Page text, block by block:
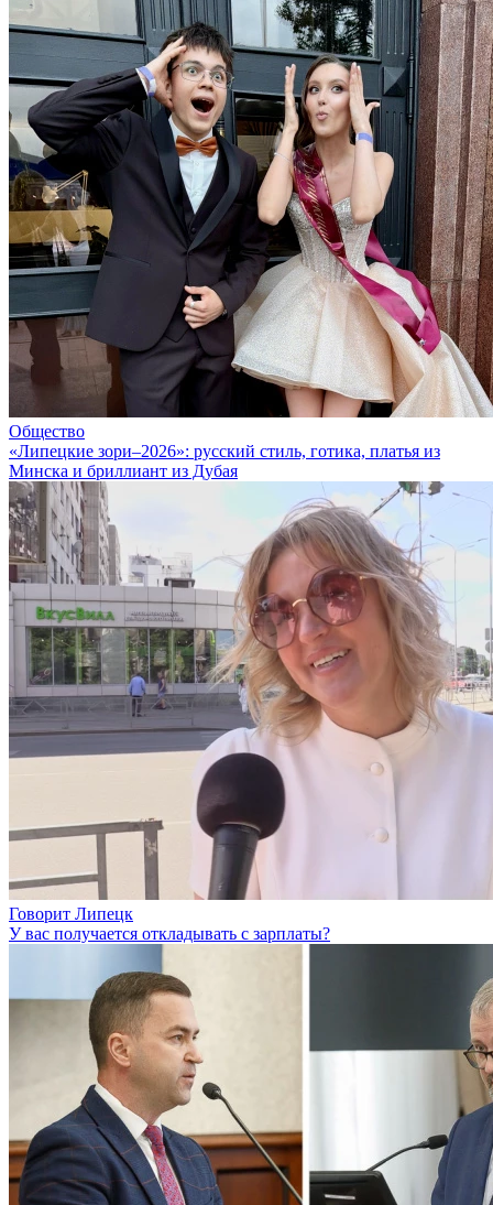
Общество
«Липецкие зори–2026»: русский стиль, готика, платья из
Минска и бриллиант из Дубая
Говорит Липецк
У вас получается откладывать с зарплаты?